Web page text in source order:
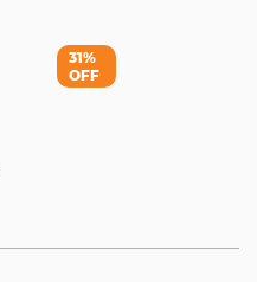
31%
OFF